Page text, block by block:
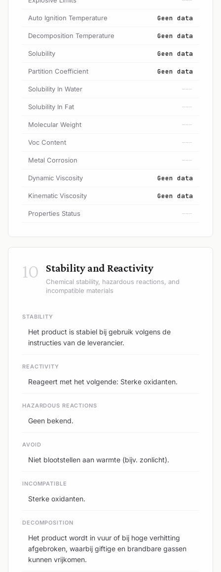
Auto Ignition Temperature Geen data
Decomposition Temperature Geen data
Solubility Geen data
Partition Coefficient Geen data
Solubility In Water ---
Solubility In Fat ---
Molecular Weight ---
Voc Content ---
Metal Corrosion ---
Dynamic Viscosity Geen data
Kinematic Viscosity Geen data
Properties Status ---
10 Stability and Reactivity
Chemical stability, hazardous reactions, and
incompatible materials
STABILITY
Het product is stabiel bij gebruik volgens de
instructies van de leverancier.
REACTIVITY
Reageert met het volgende: Sterke oxidanten.
HAZARDOUS REACTIONS
Geen bekend.
AVOID
Niet blootstellen aan warmte (bijv. zonlicht).
INCOMPATIBLE
Sterke oxidanten.
DECOMPOSITION
Het product wordt in vuur of bij hoge verhitting
afgebroken, waarbij giftige en brandbare gassen
kunnen vrijkomen.